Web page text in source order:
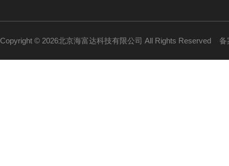
Copyright © 2026北京海富达科技有限公司 All Rights Reserved 备